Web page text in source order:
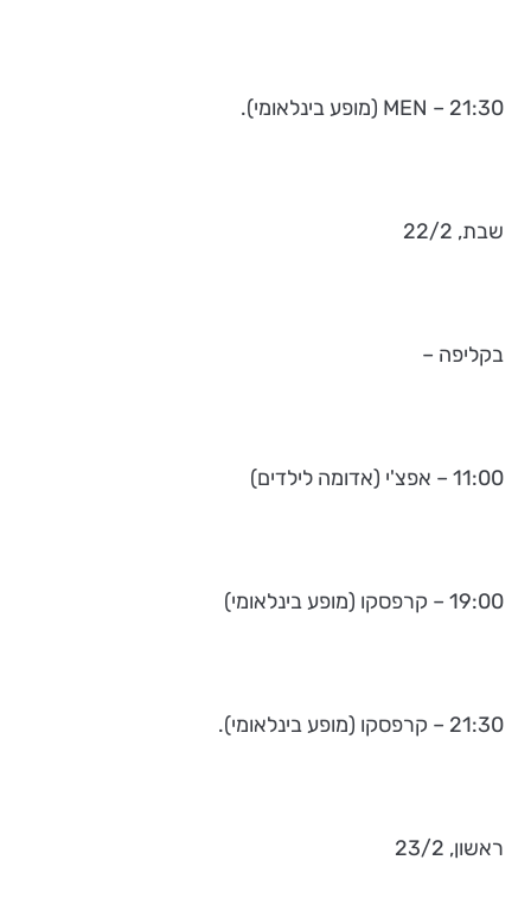
21:30 – MEN (מופע בינלאומי).
שבת, 22/2
בקליפה –
11:00 – אפצ'י (אדומה לילדים)
19:00 – קרפסקו (מופע בינלאומי)
21:30 – קרפסקו (מופע בינלאומי).
ראשון, 23/2